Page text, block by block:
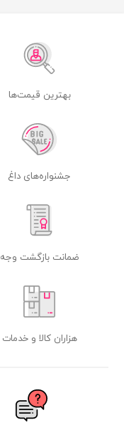
بهترین قیمت‌ها
جشنواره‌های داغ
ضمانت بازگشت وجه
هزاران کالا و خدمات